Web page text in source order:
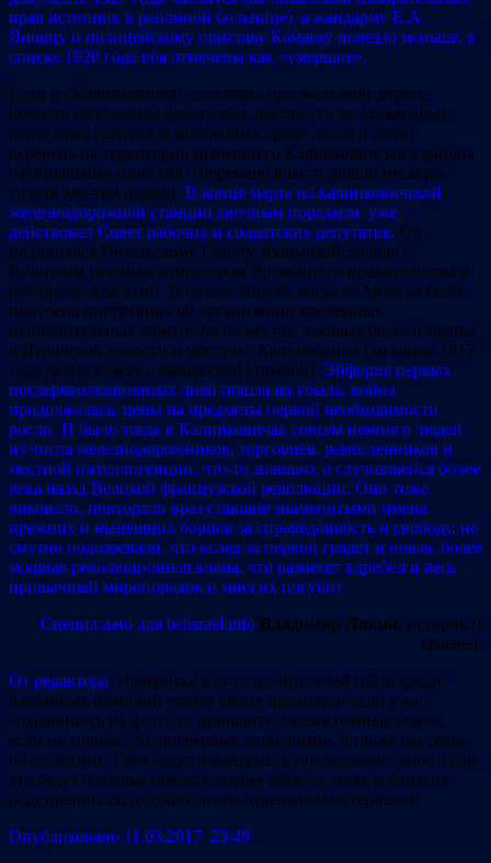
прав истопник в районной больнице), а жандарму Е.А.
Яновцу и полицейскому приставу Камаеву повезло меньше, в
списке 1920 года оба отмечены как «умершие».
Если до Калинковичей, стоявших при железной дороге,
новости из столицы докатились быстро, то до отдаленных
волостных центров и затерянных среди лесов и болот
деревень на территории нынешнего Калинковичского района
официальные известия о перемене власти дошли нескоро,
спустя две-три недели. В конце марта на калинковичской
железнодорожной станции явочным порядком уже
действовал Совет рабочих и солдатских депутатов. Он
подчинялся Гомельскому Совету, взаимодействовал с
Речицким уездным комиссаром Временного правительства и
военными властями. В начале апреля, когда из Минска была
получена инструкция об организации временных
исполнительных комитетов на местах, таковые были избраны
в Дудичской волости и местечке Калинковичи (до конца 1917
года делил власть с мещанской управой). Эйфория первых
послереволюционных дней пошла на убыль, война
продолжалась, цены на предметы первой необходимости
росли. И было тогда в Калинковичах совсем немного людей
из числа железнодорожников, торговцев, ремесленников и
местной интеллигенции, что-то знавших о случившейся более
века назад Великой французской революции. Они тоже
ликовали, повторяли враз ставшие знаменитыми имена
прежних и нынешних борцов за справедливость и свободу, но
смутно подозревали, что вслед за первой грядет и новая, более
мощная революционная волна, что разнесет вдребезги весь
привычный миропорядок и многих погубит.
Специально для belisrael.info Владимир Лякин, историк и
краевед.
От редактора. Наверняка кто-то из читателей сайта среди
названных фамилий узнает своих предков, и если у вас
сохранились их фото, то пришлите, указав полные имена,
если не точные, то примерные даты жизни, а также рассказы
об их жизни. Они будут помещены в послесловие, либо, если
это будут большие повествования также о детях и близких
родственниках, опубликованы отдельным материалом.
Опубликовано 11.03.2017 23:49